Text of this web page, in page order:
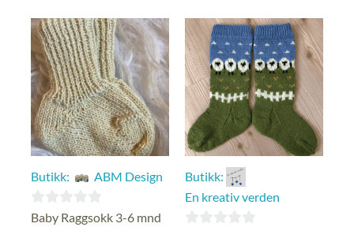
Butikk: ABM Design
0
Baby Raggsokk 3-6 mnd
Butikk:
En kreativ verden